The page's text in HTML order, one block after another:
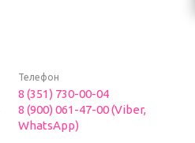
Телефон
8 (351) 730-00-04
8 (900) 061-47-00 (Viber,
WhatsApp)